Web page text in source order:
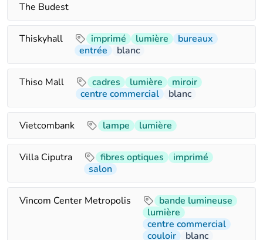
The Budest
Thiskyhall imprimé lumière
bureaux
entrée
blanc
Thiso Mall cadres lumière
miroir
centre commercial
blanc
Vietcombank lampe lumière
Villa Ciputra fibres optiques
imprimé
salon
Vincom Center Metropolis
bande lumineuse
lumière
centre commercial
couloir
blanc